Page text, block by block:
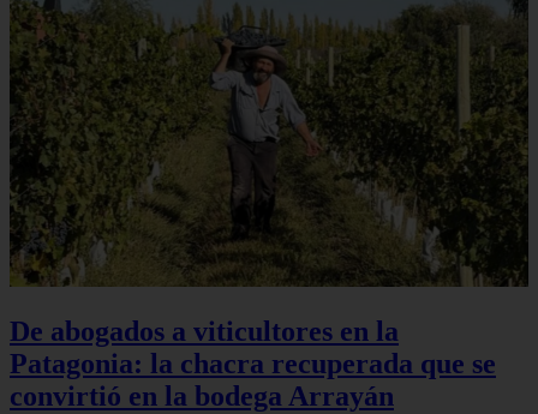
De abogados a viticultores en la
Patagonia: la chacra recuperada que se
convirtió en la bodega Arrayán